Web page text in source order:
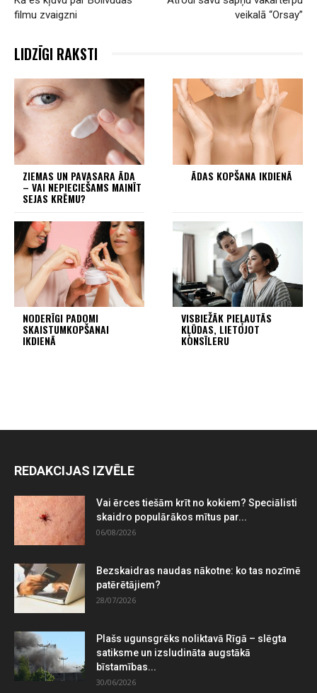
filmu zvaigzni
veikalā “Orsay”
LIDZĪGI RAKSTI
ZIEMAS UN PAVASARA ĀDA
– VAI NEPIECIEŠAMS MAINĪT
SEJAS KRĒMU?
ĀDAS KOPŠANA IKDIENĀ
NODERĪGI PADOMI
SKAISTUMKOPŠANAI
IKDIENĀ
VISBIEŽĀK PIEĻAUTĀS
KĻŪDAS, LIETOJOT
KONSĪLERU
REDAKCIJAS IZVĒLE
Vai ērces tiešām krīt no kokiem? Speciālisti
skaidro populārākos mītus par...
06/08/2026
Bezskaidras naudas nākotne: ko tas nozīmē
patērētājiem?
28/07/2026
Plašs ugunsgrēks noliktavā Rīgā – slēgta
satiksme un izsludināta augstākā
bīstamības...
30/06/2026